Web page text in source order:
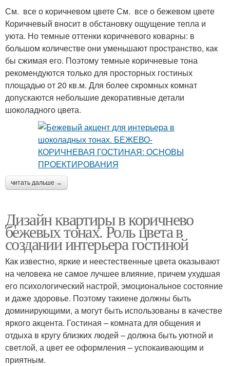
См. все о коричневом цвете См. все о бежевом цвете
Коричневый вносит в обстановку ощущение тепла и
уюта. Но темные оттенки коричневого коварны: в
большом количестве они уменьшают пространство, как
бы сжимая его. Поэтому темные коричневые тона
рекомендуются только для просторных гостиных
площадью от 20 кв.м. Для более скромных комнат
допускаются небольшие декоративные детали
шоколадного цвета.
читать дальше →
Дизайн квартиры в коричнево
бежевых тонах. Роль цвета в
создании интерьера гостиной
Как известно, яркие и неестественные цвета оказывают
на человека не самое лучшее влияние, причем ухудшая
его психологический настрой, эмоциональное состояние
и даже здоровье. Поэтому такиене должны быть
доминирующими, а могут быть использованы в качестве
яркого акцента. Гостиная – комната для общения и
отдыха в кругу близких людей – должна быть уютной и
светлой, а цвет ее оформления – успокаивающим и
приятным.